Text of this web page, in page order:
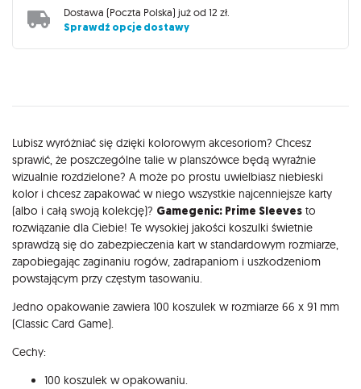
Dostawa (Poczta Polska) już od 12 zł
Sprawdź opcje dostawy
Opis
Lubisz wyróżniać się dzięki kolorowym akcesoriom? Chcesz
sprawić, że poszczególne talie w planszówce będą wyraźnie
wizualnie rozdzielone? A może po prostu uwielbiasz niebieski
kolor i chcesz zapakować w niego wszystkie najcenniejsze karty
(albo i całą swoją kolekcję)? Gamegenic: Prime Sleeves to
rozwiązanie dla Ciebie! Te wysokiej jakości koszulki świetnie
sprawdzą się do zabezpieczenia kart w standardowym rozmiarze,
zapobiegając zaginaniu rogów, zadrapaniom i uszkodzeniom
powstającym przy częstym tasowaniu.
Jedno opakowanie zawiera 100 koszulek w rozmiarze 66 x 91 mm
(Classic Card Game).
Cechy:
100 koszulek w opakowaniu.